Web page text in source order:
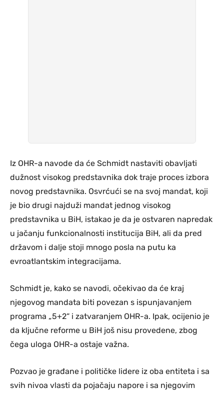
Iz OHR-a navode da će Schmidt nastaviti obavljati
dužnost visokog predstavnika dok traje proces izbora
novog predstavnika. Osvrćući se na svoj mandat, koji
je bio drugi najduži mandat jednog visokog
predstavnika u BiH, istakao je da je ostvaren napredak
u jačanju funkcionalnosti institucija BiH, ali da pred
državom i dalje stoji mnogo posla na putu ka
evroatlantskim integracijama.
Schmidt je, kako se navodi, očekivao da će kraj
njegovog mandata biti povezan s ispunjavanjem
programa „5+2“ i zatvaranjem OHR-a. Ipak, ocijenio je
da ključne reforme u BiH još nisu provedene, zbog
čega uloga OHR-a ostaje važna.
Pozvao je građane i političke lidere iz oba entiteta i sa
svih nivoa vlasti da pojačaju napore i sa njegovim